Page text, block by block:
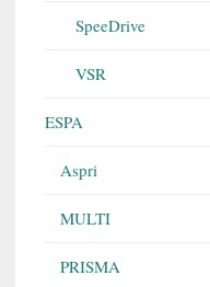
SpeeDrive
VSR
ESPA
Aspri
MULTI
PRISMA